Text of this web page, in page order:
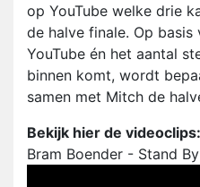
op YouTube welke drie
de halve finale. Op
YouTube én het aantal
binnen komt, wordt
samen met Mitch de
Bekijk hier de videoclips:
Bram Boender - Stand